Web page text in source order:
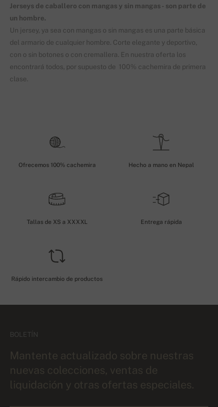
Jerseys de caballero con mangas y sin mangas - son parte de
un hombre.
Un jersey, ya sea con mangas o sin mangas es una parte básica
del armario de cualquier hombre. Corte elegante y deportivo,
con o sin botones o con cremallera. En nuestra oferta los
encontrará todos, por supuesto de 100% cachemira de primera
clase.
Ofrecemos 100% cachemira Hecho a mano en Nepal
Tallas de XS a XXXXL Entrega rápida
Rápido intercambio de productos
BOLETÍN
Mantente actualizado sobre nuestras
nuevas colecciones, ventas de
liquidación y otras ofertas especiales.